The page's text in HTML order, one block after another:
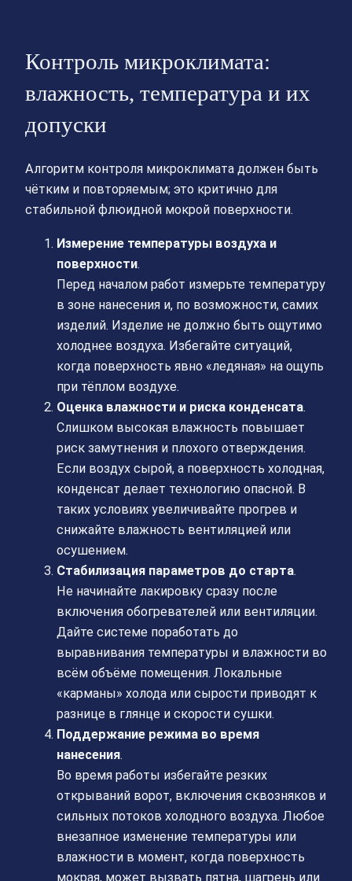
Контроль микроклимата:
влажность, температура и их
допуски
Алгоритм контроля микроклимата должен быть
чётким и повторяемым; это критично для
стабильной флюидной мокрой поверхности.
Измерение температуры воздуха и
поверхности.
Перед началом работ измерьте температуру
в зоне нанесения и, по возможности, самих
изделий. Изделие не должно быть ощутимо
холоднее воздуха. Избегайте ситуаций,
когда поверхность явно «ледяная» на ощупь
при тёплом воздухе.
Оценка влажности и риска конденсата.
Слишком высокая влажность повышает
риск замутнения и плохого отверждения.
Если воздух сырой, а поверхность холодная,
конденсат делает технологию опасной. В
таких условиях увеличивайте прогрев и
снижайте влажность вентиляцией или
осушением.
Стабилизация параметров до старта.
Не начинайте лакировку сразу после
включения обогревателей или вентиляции.
Дайте системе поработать до
выравнивания температуры и влажности во
всём объёме помещения. Локальные
«карманы» холода или сырости приводят к
разнице в глянце и скорости сушки.
Поддержание режима во время
нанесения.
Во время работы избегайте резких
открываний ворот, включения сквозняков и
сильных потоков холодного воздуха. Любое
внезапное изменение температуры или
влажности в момент, когда поверхность
мокрая, может вызвать пятна, шагрень или